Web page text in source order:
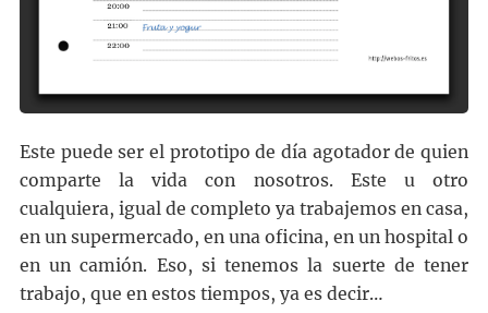
Este puede ser el prototipo de día agotador de quien
comparte la vida con nosotros. Este u otro
cualquiera, igual de completo ya trabajemos en casa,
en un supermercado, en una oficina, en un hospital o
en un camión. Eso, si tenemos la suerte de tener
trabajo, que en estos tiempos, ya es decir…